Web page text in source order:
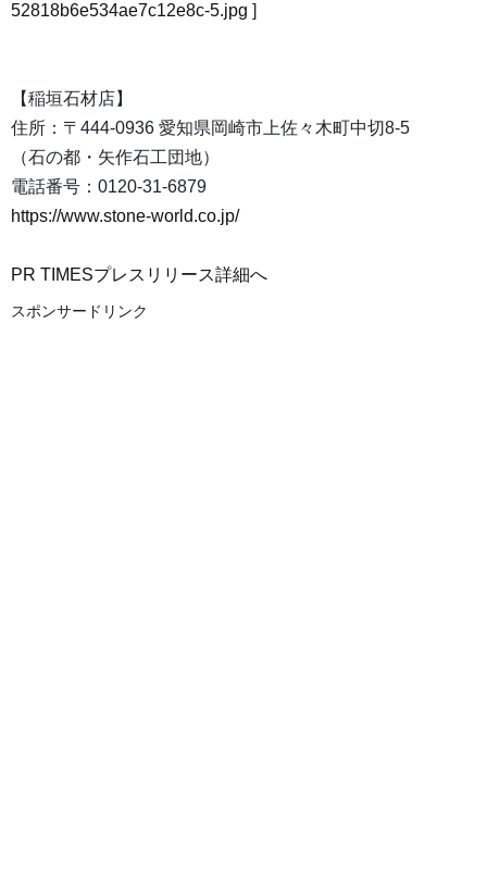
52818b6e534ae7c12e8c-5.jpg ]
【稲垣石材店】
住所：〒444-0936 愛知県岡崎市上佐々木町中切8-5
（石の都・矢作石工団地）
電話番号：0120-31-6879
https://www.stone-world.co.jp/
PR TIMESプレスリリース詳細へ
スポンサードリンク